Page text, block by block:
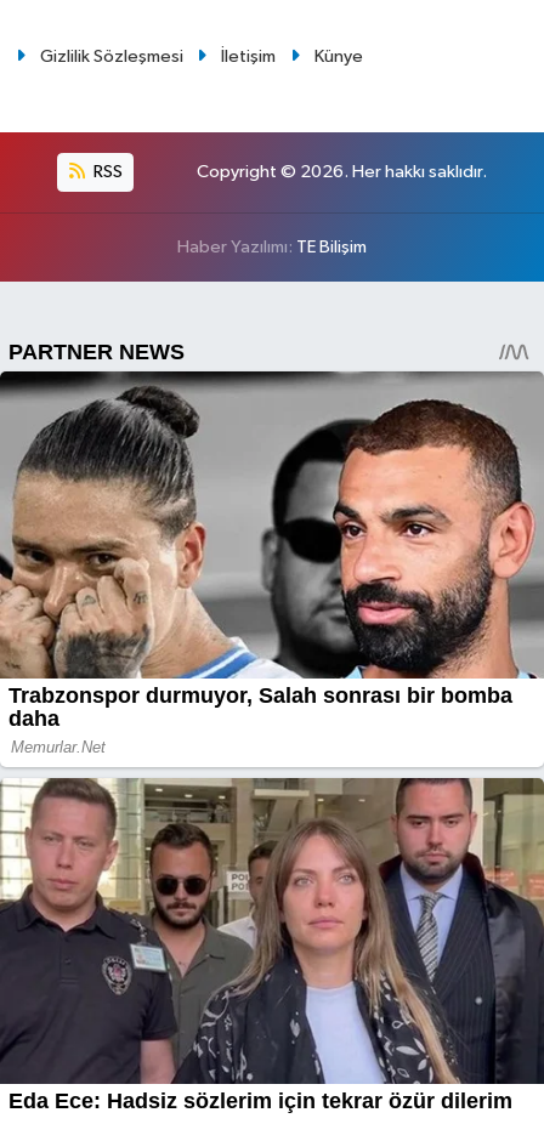
Gizlilik Sözleşmesi İletişim Künye
RSS Copyright © 2026. Her hakkı saklıdır.
Haber Yazılımı: TE Bilişim